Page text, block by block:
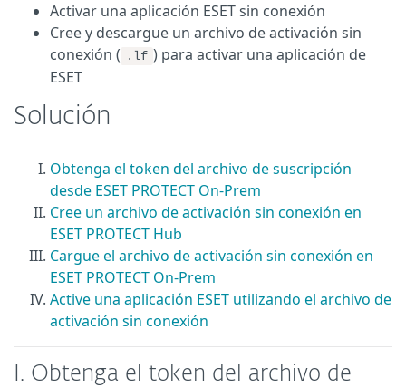
Activar una aplicación ESET sin conexión
Cree y descargue un archivo de activación sin
conexión (
.lf ) para activar una aplicación de
ESET
Solución
Obtenga el token del archivo de suscripción
desde ESET PROTECT On-Prem
Cree un archivo de activación sin conexión en
ESET PROTECT Hub
Cargue el archivo de activación sin conexión en
ESET PROTECT On-Prem
Active una aplicación ESET utilizando el archivo de
activación sin conexión
I. Obtenga el token del archivo de